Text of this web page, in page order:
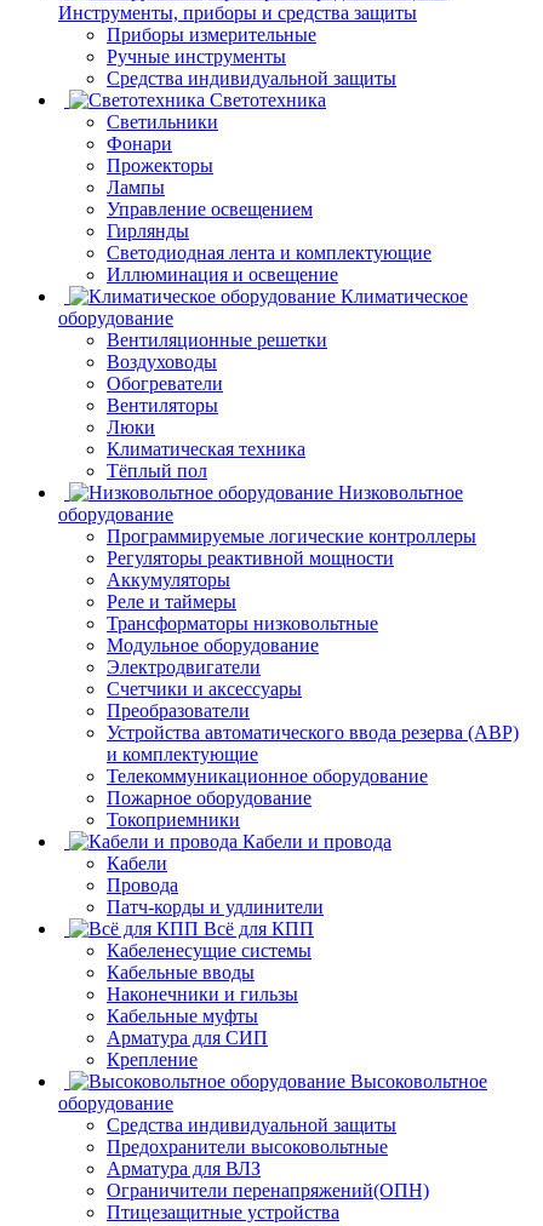
Инструменты, приборы и средства защиты
Приборы измерительные
Ручные инструменты
Средства индивидуальной защиты
Светотехника
Светильники
Фонари
Прожекторы
Лампы
Управление освещением
Гирлянды
Светодиодная лента и комплектующие
Иллюминация и освещение
Климатическое
оборудование
Вентиляционные решетки
Воздуховоды
Обогреватели
Вентиляторы
Люки
Климатическая техника
Тёплый пол
Низковольтное
оборудование
Программируемые логические контроллеры
Регуляторы реактивной мощности
Аккумуляторы
Реле и таймеры
Трансформаторы низковольтные
Модульное оборудование
Электродвигатели
Счетчики и аксессуары
Преобразователи
Устройства автоматического ввода резерва (АВР)
и комплектующие
Телекоммуникационное оборудование
Пожарное оборудование
Токоприемники
Кабели и провода
Кабели
Провода
Патч-корды и удлинители
Всё для КПП
Кабеленесущие системы
Кабельные вводы
Наконечники и гильзы
Кабельные муфты
Арматура для СИП
Крепление
Высоковольтное
оборудование
Средства индивидуальной защиты
Предохранители высоковольтные
Арматура для ВЛЗ
Ограничители перенапряжений(ОПН)
Птицезащитные устройства